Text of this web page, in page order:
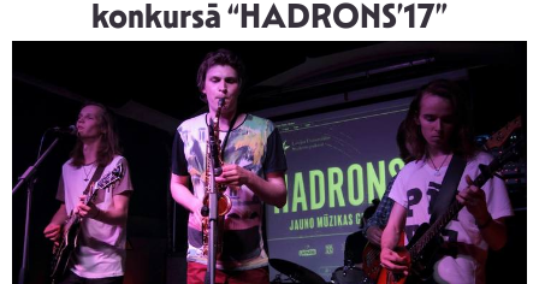
konkursā “HADRONS’17”